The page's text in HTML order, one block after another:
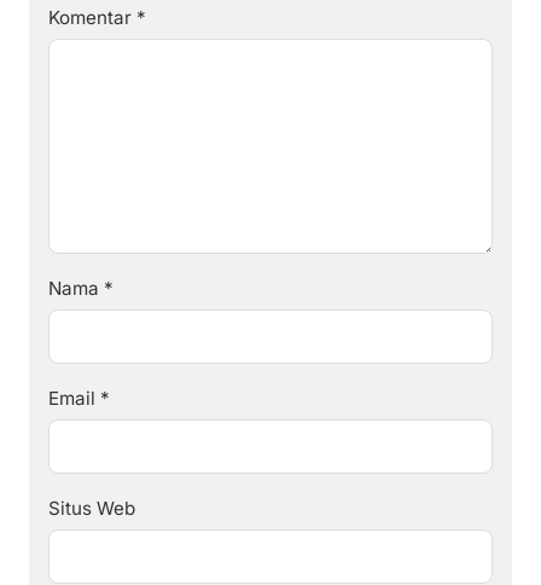
Komentar *
Nama *
Email *
Situs Web